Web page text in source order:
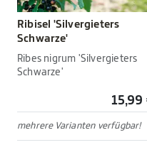
Ribisel 'Silvergieters
Schwarze'
Ribes nigrum 'Silvergieters
Schwarze'
15,99
mehrere Varianten verfügbar!